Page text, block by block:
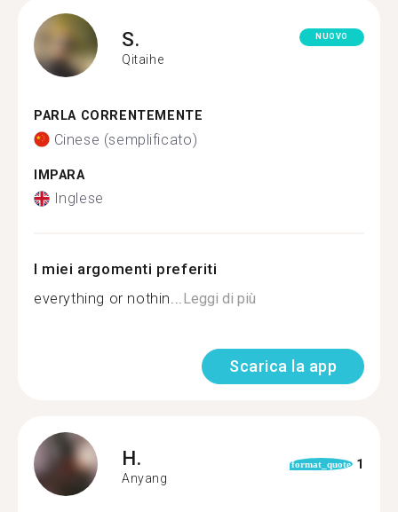
S.
Qitaihe
NUOVO
PARLA CORRENTEMENTE
Cinese (semplificato)
IMPARA
Inglese
I miei argomenti preferiti
everything or nothin...Leggi di più
Scarica la app
H.
Anyang
format_quote 1